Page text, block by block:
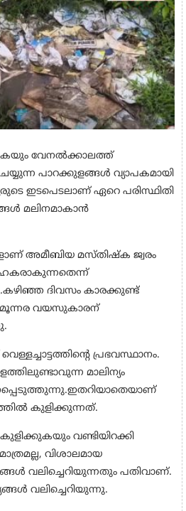
വേനൽക്കാലത്ത്
പാറക്കുളങ്ങൾ വ്യാപകമായി
ഇടപെടലാണ് ഏറെ പരിസ്ഥിതി
മലിനമാകാൻ
അമീബിയ മസ്തിഷ്ക ജ്വരം
ദിവസം കാരക്കുണ്ട്
മൂന്നര വയസുകാരന്
പ്രഭവസ്ഥാനം.
മാലിന്യം
കുളിക്കുന്നത്.
വണ്ടിയിറക്കി
വിശാലമായ
വലിച്ചെറിയുന്നതും പതിവാണ്.
വലിച്ചെറിയുന്നു.